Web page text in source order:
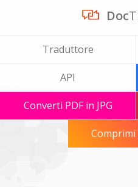
Doc
Traduttore
API
Converti PDF in JPG